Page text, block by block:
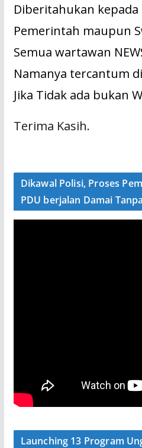
Diberitahukan
Pemerintah maupun
Semua wartawan
Namanya tercantum
Jika Tidak ada bukan
Terima Kasih.
Dikawal Polisi, Proses
PDU berjalan Damai
Launching 13 Program